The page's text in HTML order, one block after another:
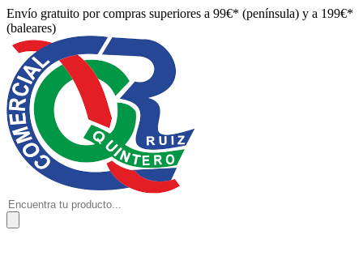
Envío gratuito por compras superiores a 99€* (península) y a 199€*
(baleares)